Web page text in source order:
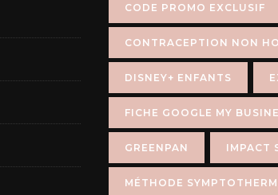
CODE PROMO EXCLUSIF
CONTRACEPTION NON
DISNEY+ ENFANTS
FICHE GOOGLE MY
GREENPAN IMPACT
MÉTHODE